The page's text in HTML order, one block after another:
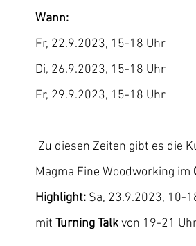
Wann:
Fr, 22.9.2023, 15-18 Uhr
Di, 26.9.2023, 15-18 Uhr
Fr, 29.9.2023, 15-18 Uhr
Magma Fine Woodworking im
Highlight: Sa, 23.9.2023, 10-
mit Turning Talk von 19-21